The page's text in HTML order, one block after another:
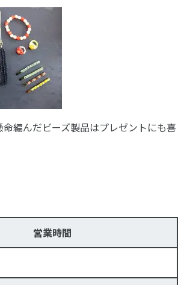
編んだビーズ製品はプレゼントにも喜
営業時間